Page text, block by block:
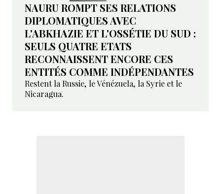
NAURU ROMPT SES RELATIONS
DIPLOMATIQUES AVEC
L'ABKHAZIE ET L'OSSÉTIE DU SUD :
SEULS QUATRE ETATS
RECONNAISSENT ENCORE CES
ENTITÉS COMME INDÉPENDANTES
Restent la Russie, le Vénézuela, la Syrie et le
Nicaragua.